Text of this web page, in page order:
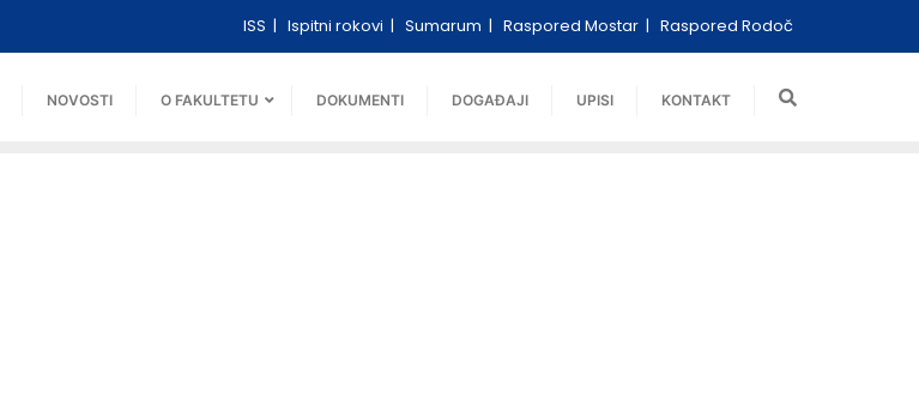
ISS Ispitni rokovi Sumarum Raspored Mostar Raspored Rodoč
NOVOSTI O FAKULTETU DOKUMENTI DOGAĐAJI UPISI KONTAKT